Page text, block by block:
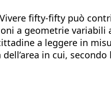
fifty-fifty può
a geometrie variabili
a leggere in
in cui,